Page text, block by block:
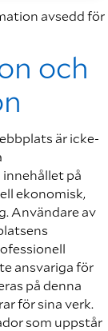
avsedd för
och
är icke-
på
ekonomisk,
Användare av
ansvariga för
på denna
för sina verk.
som uppstår